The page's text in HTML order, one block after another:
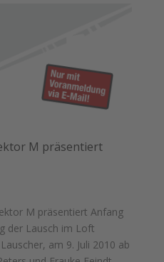
M präsentiert
M präsentiert Anfang
der Lausch im Loft
am 9. Juli 2010 ab